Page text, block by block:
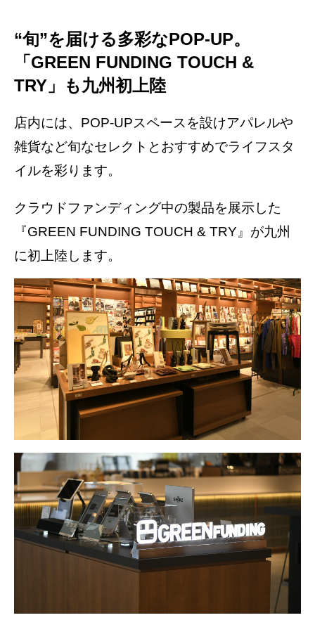
“旬”を届ける多彩なPOP-UP。
「GREEN FUNDING TOUCH &
TRY」も九州初上陸
店内には、POP-UPスペースを設けアパレルや
雑貨など旬なセレクトとおすすめでライフスタ
イルを彩ります。
クラウドファンディング中の製品を展示した
『GREEN FUNDING TOUCH & TRY』が九州
に初上陸します。